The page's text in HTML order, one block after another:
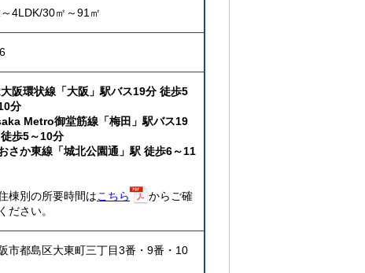
4LDK/30㎡～91㎡
阪環状線「大阪」駅バス19分 徒歩5
分
Metro御堂筋線「梅田」駅バス19
歩5～10分
さか東線「城北公園通」駅 徒歩6～11
棟別の所要時間はこちら
からご確
ださい。
市都島区大東町三丁目3番・9番・10